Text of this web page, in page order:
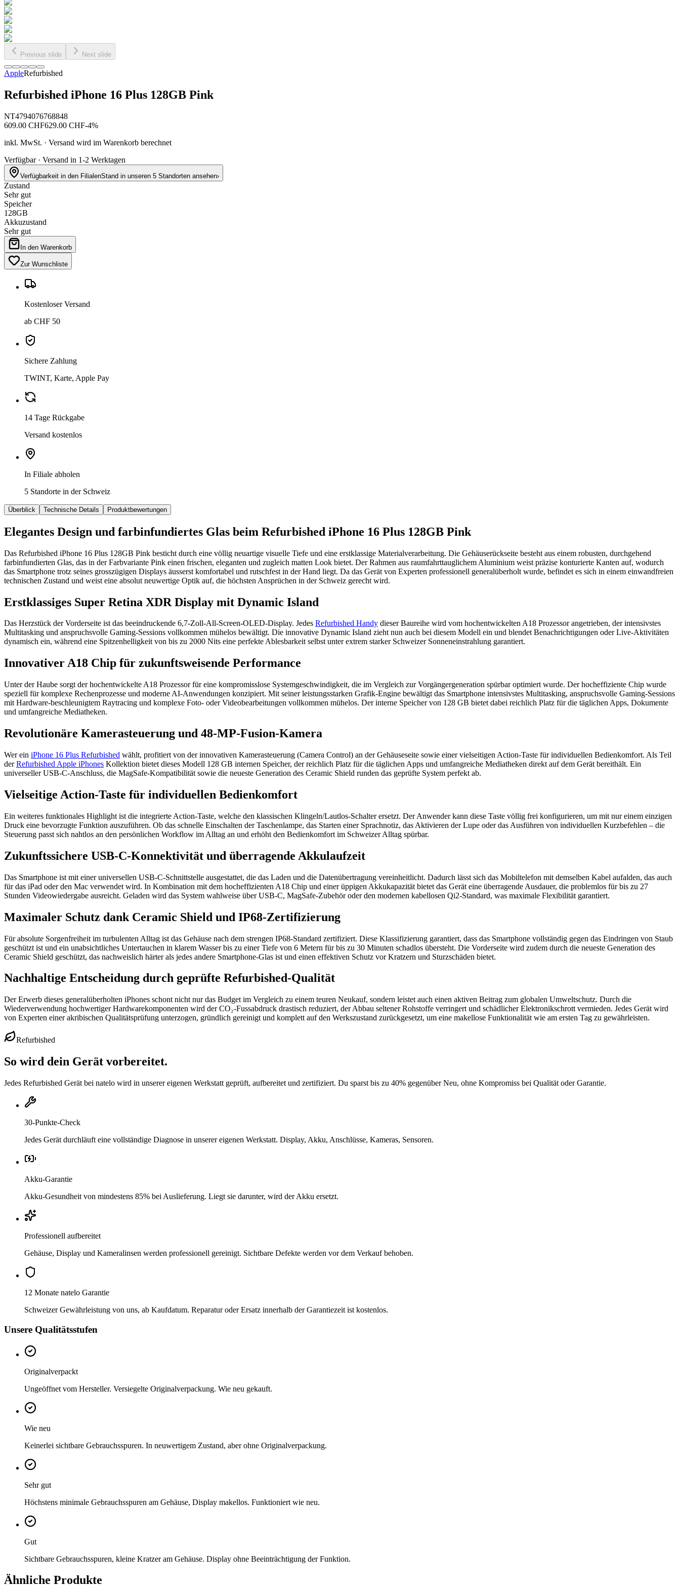
Previous slide Next slide
AppleRefurbished
Refurbished iPhone 16 Plus 128GB Pink
NT4794076768848
609.00 CHF629.00 CHF-4%
inkl. MwSt. · Versand wird im Warenkorb berechnet
Verfügbar · Versand in 1-2 Werktagen
Verfügbarkeit in den FilialenStand in unseren 5 Standorten ansehen›
Zustand
Sehr gut
Speicher
128GB
Akkuzustand
Sehr gut
In den Warenkorb
Zur Wunschliste
Kostenloser Versand
ab CHF 50
Sichere Zahlung
TWINT, Karte, Apple Pay
14 Tage Rückgabe
Versand kostenlos
In Filiale abholen
5 Standorte in der Schweiz
Überblick Technische Details Produktbewertungen
Elegantes Design und farbinfundiertes Glas beim Refurbished iPhone 16 Plus 128GB Pink
Das Refurbished iPhone 16 Plus 128GB Pink besticht durch eine völlig neuartige visuelle Tiefe und eine erstklassige Materialverarbeitung. Die Gehäuserückseite besteht aus einem robusten, durchgehend
farbinfundierten Glas, das in der Farbvariante Pink einen frischen, eleganten und zugleich matten Look bietet. Der Rahmen aus raumfahrttauglichem Aluminium weist präzise konturierte Kanten auf, wodurch
das Smartphone trotz seines grosszügigen Displays äusserst komfortabel und rutschfest in der Hand liegt. Da das Gerät von Experten professionell generalüberholt wurde, befindet es sich in einem einwandfreien
technischen Zustand und weist eine absolut neuwertige Optik auf, die höchsten Ansprüchen in der Schweiz gerecht wird.
Erstklassiges Super Retina XDR Display mit Dynamic Island
Das Herzstück der Vorderseite ist das beeindruckende 6,7-Zoll-All-Screen-OLED-Display. Jedes Refurbished Handy dieser Baureihe wird vom hochentwickelten A18 Prozessor angetrieben, der intensivstes
Multitasking und anspruchsvolle Gaming-Sessions vollkommen mühelos bewältigt. Die innovative Dynamic Island zieht nun auch bei diesem Modell ein und blendet Benachrichtigungen oder Live-Aktivitäten
dynamisch ein, während eine Spitzenhelligkeit von bis zu 2000 Nits eine perfekte Ablesbarkeit selbst unter extrem starker Schweizer Sonneneinstrahlung garantiert.
Innovativer A18 Chip für zukunftsweisende Performance
Unter der Haube sorgt der hochentwickelte A18 Prozessor für eine kompromisslose Systemgeschwindigkeit, die im Vergleich zur Vorgängergeneration spürbar optimiert wurde. Der hocheffiziente Chip wurde
speziell für komplexe Rechenprozesse und moderne AI-Anwendungen konzipiert. Mit seiner leistungsstarken Grafik-Engine bewältigt das Smartphone intensivstes Multitasking, anspruchsvolle Gaming-Sessions
mit Hardware-beschleunigtem Raytracing und komplexe Foto- oder Videobearbeitungen vollkommen mühelos. Der interne Speicher von 128 GB bietet dabei reichlich Platz für die täglichen Apps, Dokumente
und umfangreiche Mediatheken.
Revolutionäre Kamerasteuerung und 48-MP-Fusion-Kamera
Wer ein iPhone 16 Plus Refurbished wählt, profitiert von der innovativen Kamerasteuerung (Camera Control) an der Gehäuseseite sowie einer vielseitigen Action-Taste für individuellen Bedienkomfort. Als Teil
derRefurbished Apple iPhones Kollektion bietet dieses Modell 128 GB internen Speicher, der reichlich Platz für die täglichen Apps und umfangreiche Mediatheken direkt auf dem Gerät bereithält. Ein
universeller USB-C-Anschluss, die MagSafe-Kompatibilität sowie die neueste Generation des Ceramic Shield runden das geprüfte System perfekt ab.
Vielseitige Action-Taste für individuellen Bedienkomfort
Ein weiteres funktionales Highlight ist die integrierte Action-Taste, welche den klassischen Klingeln/Lautlos-Schalter ersetzt. Der Anwender kann diese Taste völlig frei konfigurieren, um mit nur einem einzigen
Druck eine bevorzugte Funktion auszuführen. Ob das schnelle Einschalten der Taschenlampe, das Starten einer Sprachnotiz, das Aktivieren der Lupe oder das Ausführen von individuellen Kurzbefehlen – die
Steuerung passt sich nahtlos an den persönlichen Workflow im Alltag an und erhöht den Bedienkomfort im Schweizer Alltag spürbar.
Zukunftssichere USB-C-Konnektivität und überragende Akkulaufzeit
Das Smartphone ist mit einer universellen USB-C-Schnittstelle ausgestattet, die das Laden und die Datenübertragung vereinheitlicht. Dadurch lässt sich das Mobiltelefon mit demselben Kabel aufalden, das auch
für das iPad oder den Mac verwendet wird. In Kombination mit dem hocheffizienten A18 Chip und einer üppigen Akkukapazität bietet das Gerät eine überragende Ausdauer, die problemlos für bis zu 27
Stunden Videowiedergabe ausreicht. Geladen wird das System wahlweise über USB-C, MagSafe-Zubehör oder den modernen kabellosen Qi2-Standard, was maximale Flexibilität garantiert.
Maximaler Schutz dank Ceramic Shield und IP68-Zertifizierung
Für absolute Sorgenfreiheit im turbulenten Alltag ist das Gehäuse nach dem strengen IP68-Standard zertifiziert. Diese Klassifizierung garantiert, dass das Smartphone vollständig gegen das Eindringen von Staub
geschützt ist und ein unabsichtliches Untertauchen in klarem Wasser bis zu einer Tiefe von 6 Metern für bis zu 30 Minuten schadlos übersteht. Die Vorderseite wird zudem durch die neueste Generation des
Ceramic Shield geschützt, das nachweislich härter als jedes andere Smartphone-Glas ist und einen effektiven Schutz vor Kratzern und Sturzschäden bietet.
Nachhaltige Entscheidung durch geprüfte Refurbished-Qualität
Der Erwerb dieses generalüberholten iPhones schont nicht nur das Budget im Vergleich zu einem teuren Neukauf, sondern leistet auch einen aktiven Beitrag zum globalen Umweltschutz. Durch die
Wiederverwendung hochwertiger Hardwarekomponenten wird der CO₂-Fussabdruck drastisch reduziert, der Abbau seltener Rohstoffe verringert und schädlicher Elektronikschrott vermieden. Jedes Gerät wird
von Experten einer akribischen Qualitätsprüfung unterzogen, gründlich gereinigt und komplett auf den Werkszustand zurückgesetzt, um eine makellose Funktionalität wie am ersten Tag zu gewährleisten.
Refurbished
So wird dein Gerät vorbereitet.
Jedes Refurbished Gerät bei natelo wird in unserer eigenen Werkstatt geprüft, aufbereitet und zertifiziert. Du sparst bis zu 40% gegenüber Neu, ohne Kompromiss bei Qualität oder Garantie.
30-Punkte-Check
Jedes Gerät durchläuft eine vollständige Diagnose in unserer eigenen Werkstatt. Display, Akku, Anschlüsse, Kameras, Sensoren.
Akku-Garantie
Akku-Gesundheit von mindestens 85% bei Auslieferung. Liegt sie darunter, wird der Akku ersetzt.
Professionell aufbereitet
Gehäuse, Display und Kameralinsen werden professionell gereinigt. Sichtbare Defekte werden vor dem Verkauf behoben.
12 Monate natelo Garantie
Schweizer Gewährleistung von uns, ab Kaufdatum. Reparatur oder Ersatz innerhalb der Garantiezeit ist kostenlos.
Unsere Qualitätsstufen
Originalverpackt
Ungeöffnet vom Hersteller. Versiegelte Originalverpackung. Wie neu gekauft.
Wie neu
Keinerlei sichtbare Gebrauchsspuren. In neuwertigem Zustand, aber ohne Originalverpackung.
Sehr gut
Höchstens minimale Gebrauchsspuren am Gehäuse, Display makellos. Funktioniert wie neu.
Gut
Sichtbare Gebrauchsspuren, kleine Kratzer am Gehäuse. Display ohne Beeinträchtigung der Funktion.
Ähnliche Produkte